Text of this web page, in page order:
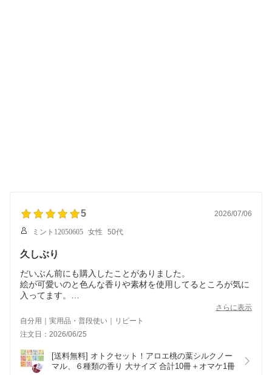
5 2026/07/06
ミント12050605 女性 50代
久しぶり
だいぶん前にも購入したことがありました。
絵が可愛いのと色んな香りや素材を使用してるところが気に
入ってます。
さらに表示
自分用｜実用品・普段使い｜リピート
注文日：2026/06/25
[送料無料] オトクセット！アロエ桃の葉シルクノー
マル、６種類の香り 大サイズ 合計10冊＋オマケ1冊